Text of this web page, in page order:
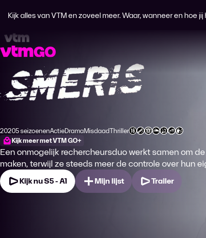
Kijk alles van VTM en zoveel meer. Waar, wanneer en hoe jij
Smeris
Productiejaar
20205 seizoenen
Genre
Actie
Genre
Drama
Genre
Misdaad
Genre
Thriller
Leeftijdsclassificatie
Kijk meer met VTM GO+
Een onmogelijk rechercheursduo werkt samen om
maken, terwijl ze steeds meer de controle over hun
Kijk nu S5 - A1 Mijn lijst Trailer